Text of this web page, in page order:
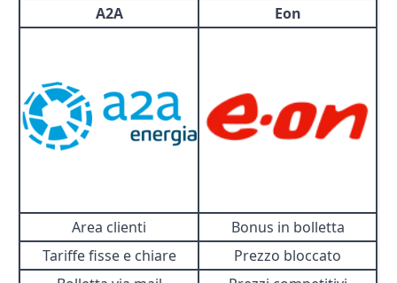
A2A Eon
Area clienti
Bonus in bolletta
Tariffe fisse e chiare
Prezzo bloccato